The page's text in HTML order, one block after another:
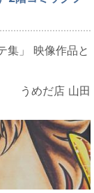
集」 映像作品と
うめだ店 山田